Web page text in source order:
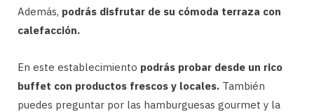
Además, podrás disfrutar de su cómoda terraza con
calefacción.
En este establecimiento podrás probar desde un rico
buffet con productos frescos y locales. También
puedes preguntar por las hamburguesas gourmet y la